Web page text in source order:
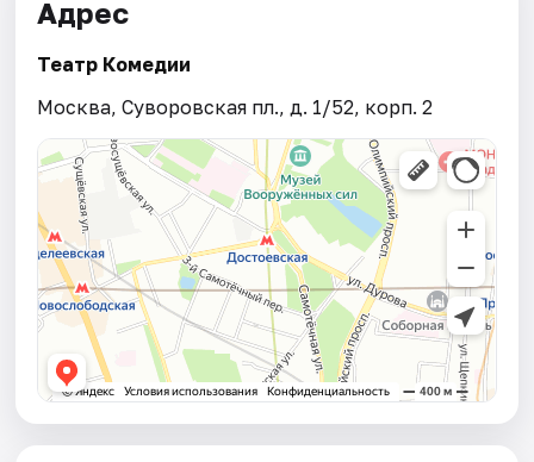
Адрес
Театр Комедии
Москва, Суворовская пл., д. 1/52, корп. 2